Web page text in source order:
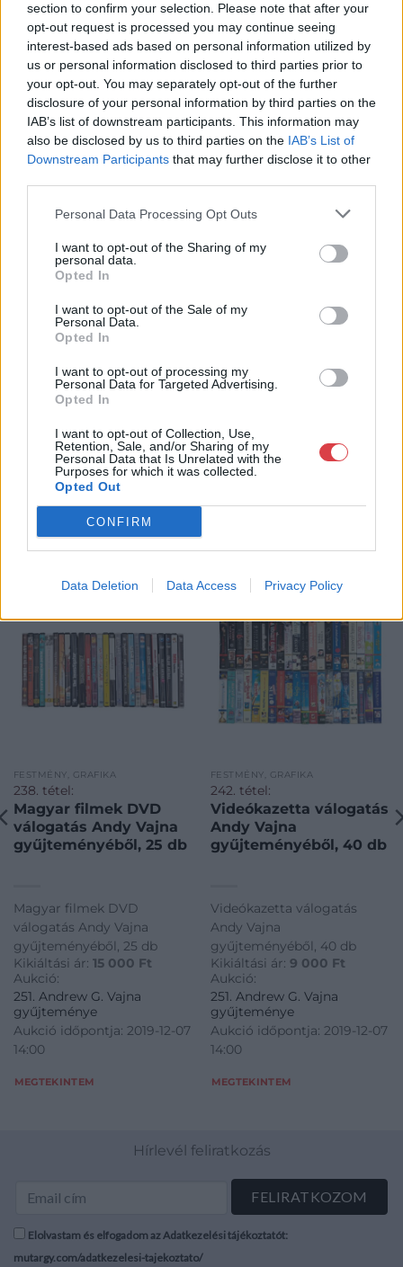
section to confirm your selection. Please note that after your
opt-out request is processed you may continue seeing
interest-based ads based on personal information utilized by
us or personal information disclosed to third parties prior to
your opt-out. You may separately opt-out of the further
disclosure of your personal information by third parties on the
IAB’s list of downstream participants. This information may
also be disclosed by us to third parties on the IAB’s List of
Downstream Participants that may further disclose it to other
Personal Data Processing Opt Outs
I want to opt-out of the Sharing of my
personal data.
Opted In
I want to opt-out of the Sale of my
Personal Data.
Opted In
I want to opt-out of processing my
Personal Data for Targeted Advertising.
Opted In
I want to opt-out of Collection, Use,
Retention, Sale, and/or Sharing of my
Personal Data that Is Unrelated with the
Purposes for which it was collected.
Opted Out
CONFIRM
Data Deletion Data Access Privacy Policy
Eladó adatai
Eladó: Nagyházi Galéria és
Aukciósház
Cím: Müller Márta
Nagyházi Galéria és Aukciósház
Kft.
1055 Budapest, Balaton utca 8.
Telefon: +361 475 6000 +361
http://www.nagyhazi.hu
Bemutatkozás: Magas színvonalú festmények és műtárgyak,
néprajzi tárgyak értékesítése és aukcionálása. Hagyatékok és
gyűjtemények árverezése. Ingyenes értékbecslés. Árveréseinkre
GALÉRIA TOVÁBBI MŰTÁRGYAI
KAPCSOLÓDÓ MŰTÁRGYAK
FESTMÉNY, GRAFIKA
238. tétel:
Magyar filmek DVD
válogatás Andy Vajna
gyűjteményéből, 25 db
Magyar filmek DVD
válogatás Andy Vajna
gyűjteményéből, 25 db
Kikiáltási ár: 15 000 Ft
Aukció:
251. Andrew G. Vajna
gyűjteménye
Aukció időpontja: 2019-12-07
14:00
MEGTEKINTEM
FESTMÉNY, GRAFIKA
242. tétel:
Videókazetta válogatás
Andy Vajna
gyűjteményéből, 40 db
Videókazetta válogatás
Andy Vajna
gyűjteményéből, 40 db
Kikiáltási ár: 9 000 Ft
Aukció:
251. Andrew G. Vajna
gyűjteménye
Aukció időpontja: 2019-12-07
14:00
MEGTEKINTEM
Hírlevél feliratkozás
Elolvastam és elfogadom az Adatkezelési tájékoztatót:
mutargy.com/adatkezelesi-tajekoztato/